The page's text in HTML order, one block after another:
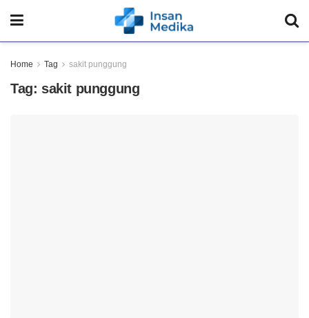
Home Tag sakit punggung
Tag: sakit punggung